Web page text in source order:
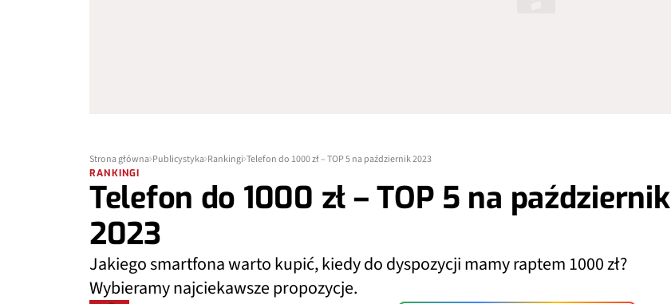
Strona główna Publicystyka Rankingi Telefon do 1000 zł – TOP 5 na październik 2023
RANKINGI
Telefon do 1000 zł – TOP 5 na październik
2023
Jakiego smartfona warto kupić, kiedy do dyspozycji mamy raptem 1000 zł?
Wybieramy najciekawsze propozycje.